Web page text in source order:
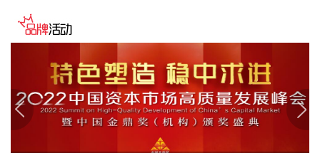
2026-08-08 16:58:16
据群众新闻，8月5日22时，陕西移动在商洛市镇安县受汛情影
响区域启动5G异网漫游工作，向其他运营商客户提供5G网络
漫游接入服务。该技术用于应急场景，当用户所属运营商网络
中断时，无需换卡换号即可接入其他运营商5G网络，享受免费
通话与上网服务，这是我省首次将该功能用于汛期通信保障实
战。 本次成功开通验证了5G异网漫游跨企业协同保障能力，
以及在真实汛情下的启停流程、业务配置和监控保障等全环节